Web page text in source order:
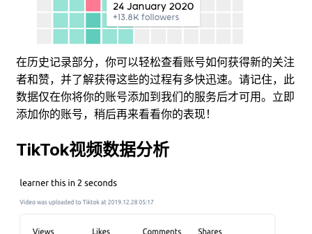
在历史记录部分，你可以轻松查看账号如何获得新的关注
者和赞，并了解获得这些的过程有多快迅速。请记住，此
数据仅在你将你的账号添加到我们的服务后才可用。立即
添加你的账号，稍后再来看看你的表现！
TikTok视频数据分析